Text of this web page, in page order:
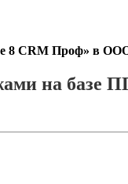
8 CRM Проф» в
на базе